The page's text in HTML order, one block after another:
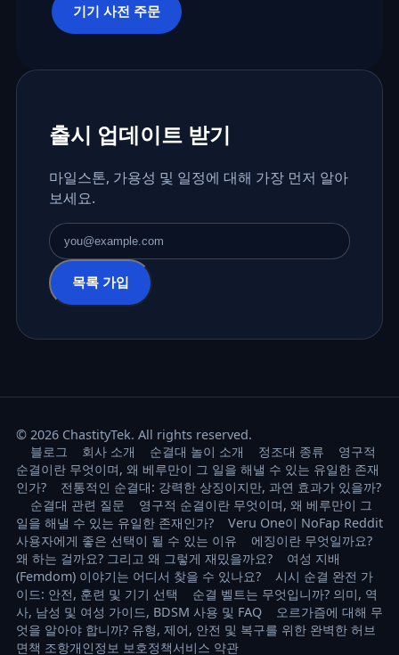
기기 사전 주문
출시 업데이트 받기
마일스톤, 가용성 및 일정에 대해 가장 먼저 알아
보세요.
이메일 주소
목록 가입
© 2026 ChastityTek. All rights reserved.
블로그
회사 소개 순결대 놀이 소개 정조대 종류
영구적
순결이란 무엇이며, 왜 베루만이 그 일을 해낼 수 있는 유일한 존재
인가?
전통적인 순결대: 강력한 상징이지만, 과연 효과가 있을까?
순결대 관련 질문
영구적 순결이란 무엇이며, 왜 베루만이 그
일을 해낼 수 있는 유일한 존재인가?
Veru One이 NoFap Reddit
사용자에게 좋은 선택이 될 수 있는 이유
에징이란 무엇일까요?
왜 하는 걸까요? 그리고 왜 그렇게 재밌을까요?
여성 지배
(Femdom) 이야기는 어디서 찾을 수 있나요?
시시 순결 완전 가
이드: 안전, 훈련 및 기기 선택
순결 벨트는 무엇입니까? 의미, 역
사, 남성 및 여성 가이드, BDSM 사용 및 FAQ
오르가즘에 대해 무
엇을 알아야 합니까? 유형, 제어, 안전 및 복구를 위한 완벽한 허브
면책 조항개인정보 보호정책서비스 약관